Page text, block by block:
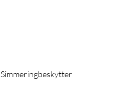
Simmeringbeskytter